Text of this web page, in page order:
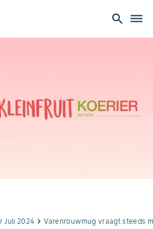
search dehaze
Juli 2024 keyboard_arrow_rightVarenrouwmug vraagt steeds